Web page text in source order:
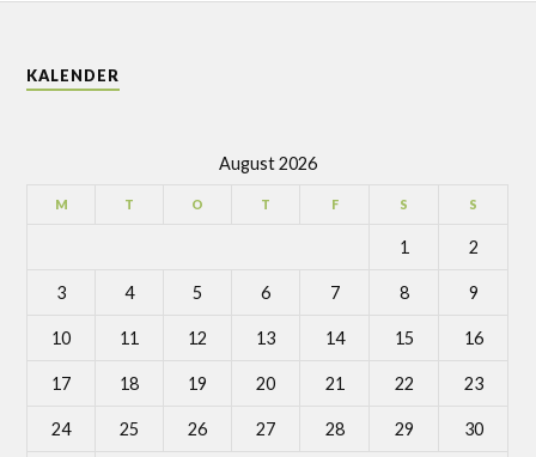
KALENDER
August 2026
M T O T F S S
1 2
3 4 5 6 7 8 9
10 11 12 13 14 15 16
17 18 19 20 21 22 23
24 25 26 27 28 29 30